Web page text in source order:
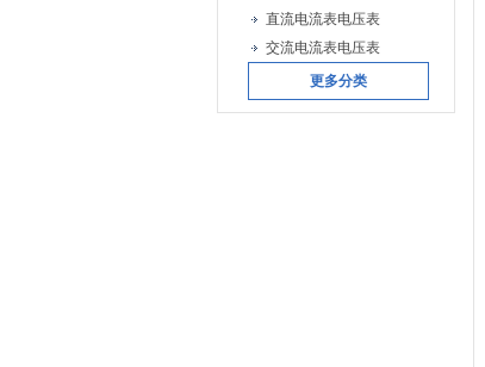
直流电流表电压表
交流电流表电压表
更多分类